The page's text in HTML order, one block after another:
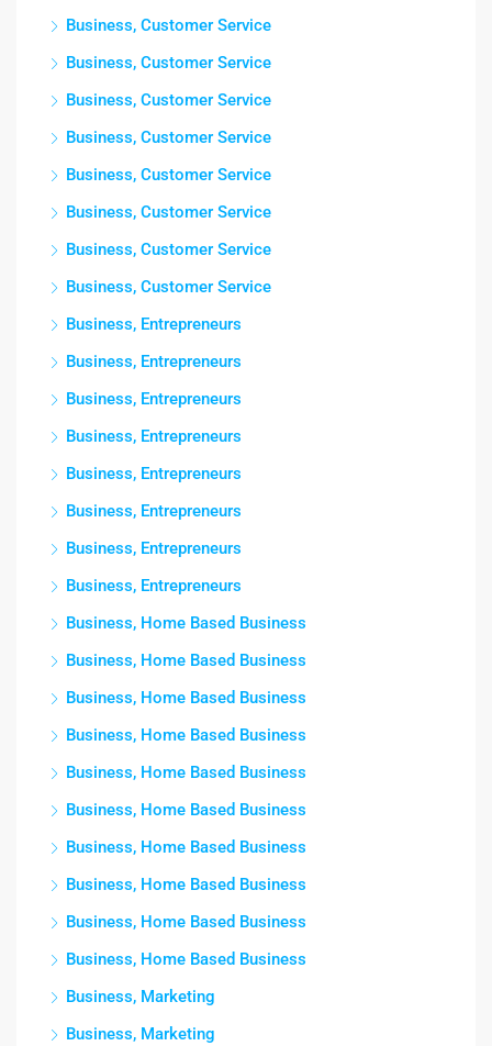
Business, Customer Service
Business, Customer Service
Business, Customer Service
Business, Customer Service
Business, Customer Service
Business, Customer Service
Business, Customer Service
Business, Customer Service
Business, Entrepreneurs
Business, Entrepreneurs
Business, Entrepreneurs
Business, Entrepreneurs
Business, Entrepreneurs
Business, Entrepreneurs
Business, Entrepreneurs
Business, Entrepreneurs
Business, Home Based Business
Business, Home Based Business
Business, Home Based Business
Business, Home Based Business
Business, Home Based Business
Business, Home Based Business
Business, Home Based Business
Business, Home Based Business
Business, Home Based Business
Business, Home Based Business
Business, Marketing
Business, Marketing